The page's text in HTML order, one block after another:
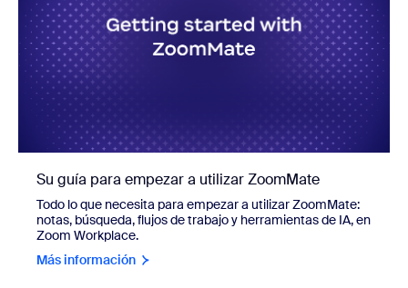
Su guía para empezar a utilizar ZoomMate
Todo lo que necesita para empezar a utilizar ZoomMate:
notas, búsqueda, flujos de trabajo y herramientas de IA, en
Zoom Workplace.
Más información